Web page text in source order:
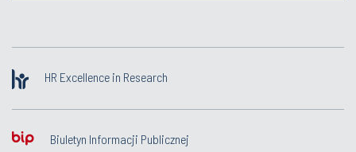
HR Excellence in Research
Biuletyn Informacji Publicznej